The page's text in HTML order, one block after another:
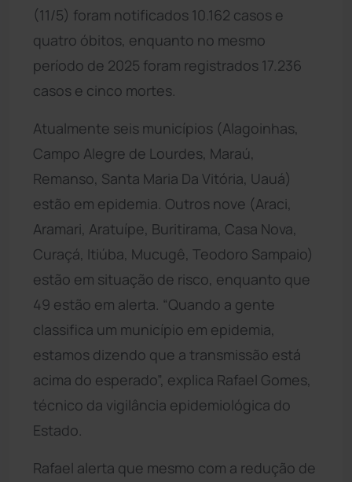
(11/5) foram notificados 10.162 casos e
quatro óbitos, enquanto no mesmo
período de 2025 foram registrados 17.236
casos e cinco mortes.
Atualmente seis municípios (Alagoinhas,
Campo Alegre de Lourdes, Maraú,
Remanso, Santa Maria Da Vitória, Uauá)
estão em epidemia. Outros nove (Araci,
Aramari, Aratuípe, Buritirama, Casa Nova,
Curaçá, Itiúba, Mucugê, Teodoro Sampaio)
estão em situação de risco, enquanto que
49 estão em alerta. “Quando a gente
classifica um município em epidemia,
estamos dizendo que a transmissão está
acima do esperado”, explica Rafael Gomes,
técnico da vigilância epidemiológica do
Estado.
Rafael alerta que mesmo com a redução de